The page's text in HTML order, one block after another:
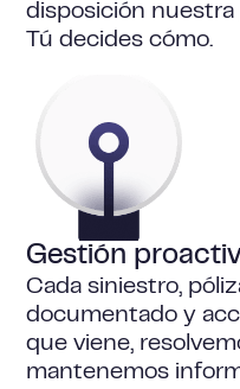
disposición
Tú decides cómo.
Gestión
Cada siniestro,
documentado y
que viene,
mantenemos